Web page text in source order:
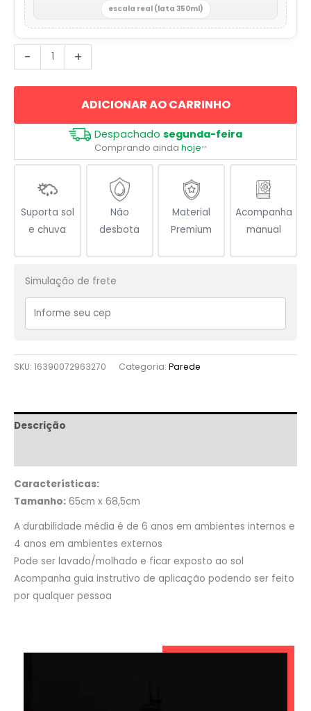
escala real (lata 350ml)
-
Nada
É
Para
quantidade
+
ADICIONAR AO CARRINHO
Despachado segunda-feira
Comprando ainda hoje**
Suporta sol
e chuva
Não
desbota
Material
Premium
Acompanha
manual
Simulação de frete
SKU: 16390072963270 Categoria: Parede
Descrição
Características:
Tamanho: 65cm x 68,5cm
A durabilidade média é de 6 anos em ambientes internos e
4 anos em ambientes externos
Pode ser lavado/molhado e ficar exposto ao sol
Acompanha guia instrutivo de aplicação podendo ser feito
por qualquer pessoa